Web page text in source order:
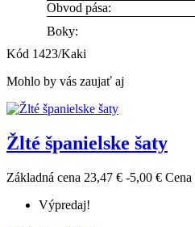
Obvod pása:
Boky:
Kód 1423/Kaki
Mohlo by vás zaujať aj
Žlté španielske šaty
Základná cena 23,47 € -5,00 € Cena
Výpredaj!